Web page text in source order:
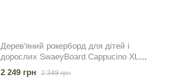
Дерев'яний рокерборд для дітей і
дорослих SwaeyBoard Cappucino XL
фетр класичний до 150 кг
2 349 грн
2 249 грн